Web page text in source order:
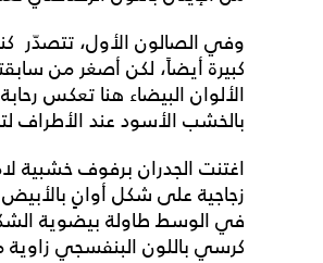
وفي الصالون الأول، تتصدّر
كبيرة أيضاً، لكن أصغر من
الألوان البيضاء هنا تعكس
بالخشب الأسود عند الأطراف
اغتنت الجدران برفوف خشبية
زجاجية على شكل أوانٍ
في الوسط طاولة بيضوية
كرسي باللون البنفسجي